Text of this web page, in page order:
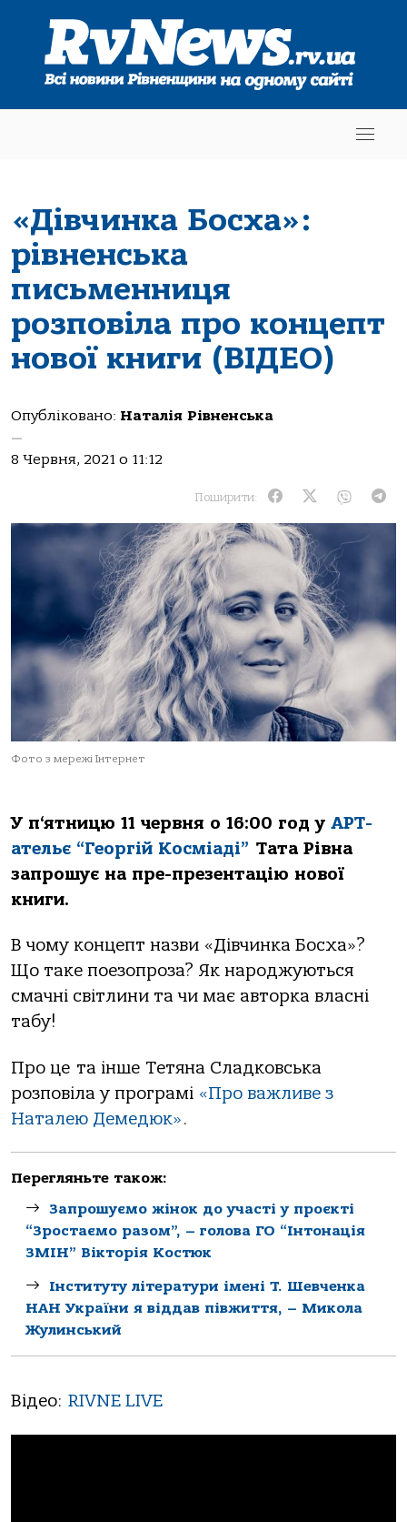
«Дівчинка Босха»:
рівненська
письменниця
розповіла про концепт
нової книги (ВІДЕО)
Опубліковано: Наталія Рівненська
—
8 Червня, 2021 о 11:12
Поширити:
Фото з мережі Інтернет
У п‘ятницю 11 червня о 16:00 год у АРТ-
ательє “Георгій Косміаді” Тата Рівна
запрошує на пре-презентацію нової
книги.
В чому концепт назви «Дівчинка Босха»?
Що таке поезопроза? Як народжуються
смачні світлини та чи має авторка власні
табу!
Про це та інше Тетяна Сладковська
розповіла у програмі «Про важливе з
Наталею Демедюк».
Перегляньте також:
Запрошуємо жінок до участі у проєкті
“Зростаємо разом”, – голова ГО “Інтонація
ЗМІН” Вікторія Костюк
Інституту літератури імені Т. Шевченка
НАН України я віддав півжиття, – Микола
Жулинський
Відео: RIVNE LIVE